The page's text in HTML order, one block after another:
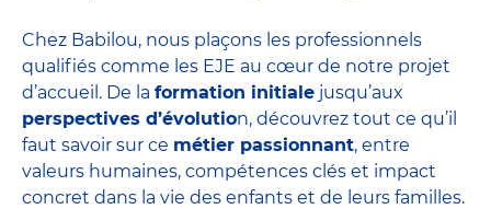
Chez Babilou, nous plaçons les professionnels
qualifiés comme les EJE au cœur de notre projet
d’accueil. De la formation initiale jusqu’aux
perspectives d’évolution, découvrez tout ce qu’il
faut savoir sur ce métier passionnant, entre
valeurs humaines, compétences clés et impact
concret dans la vie des enfants et de leurs familles.